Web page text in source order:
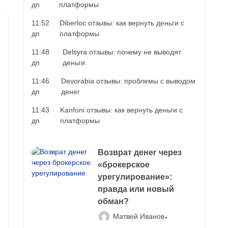
дп
платформы
11:52
дп
Diberloc отзывы: как вернуть деньги с
платформы
11:48
дп
Delsyra отзывы: почему не выводят
деньги
11:46
дп
Devorabia отзывы: проблемы с выводом
денег
11:43
дп
Kanfoni отзывы: как вернуть деньги с
платформы
Возврат денег через
«брокерское
урегулирование»:
правда или новый
обман?
Матвей Иванов